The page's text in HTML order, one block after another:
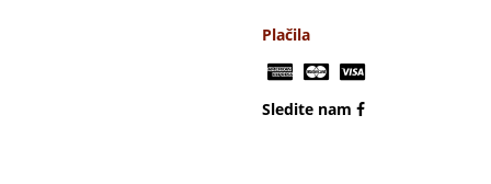
Plačila
Sledite nam